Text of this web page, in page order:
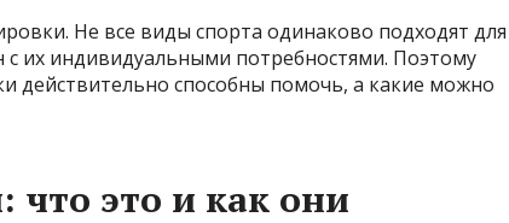
Не все виды спорта одинаково подходят для
их индивидуальными потребностями. Поэтому
действительно способны помочь, а какие можно
что это и как они